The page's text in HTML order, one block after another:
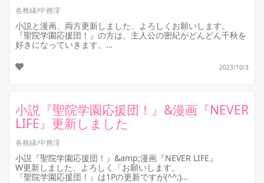
各務縁/中務澪
小説と漫画、両方更新しました、よろしくお願いします。
『聖院学園応援団！』の方は、主人公の密紀がどんどん千秋を
好きになっていきます。
き...
2023/10/3
小説『聖院学園応援団！』&漫画『NEVER
LIFE』更新しました
各務縁/中務澪
小説『聖院学園応援団！』&amp;漫画『NEVER LIFE』
W更新しました、よろしく「お願いします。
『聖院学園応援団！』は1Pの更新ですが(^^;)